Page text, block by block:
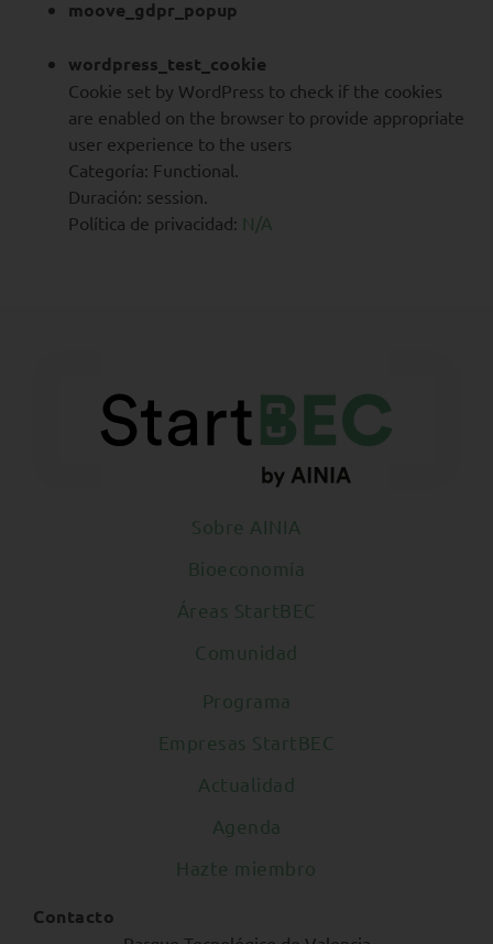
moove_gdpr_popup
wordpress_test_cookie
Cookie set by WordPress to check if the cookies
are enabled on the browser to provide appropriate
user experience to the users
Categoría: Functional.
Duración: session.
Política de privacidad: N/A
Sobre AINIA
Bioeconomía
Áreas StartBEC
Comunidad
Programa
Empresas StartBEC
Actualidad
Agenda
Hazte miembro
Contacto